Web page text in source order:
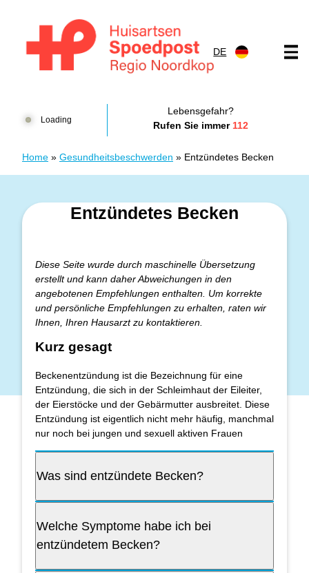
DE
Loading
Lebensgefahr?
Rufen Sie immer 112
Home » Gesundheitsbeschwerden » Entzündetes Becken
Entzündetes Becken
Diese Seite wurde durch maschinelle Übersetzung
erstellt und kann daher Abweichungen in den
angebotenen Empfehlungen enthalten. Um korrekte
und persönliche Empfehlungen zu erhalten, raten wir
Ihnen, Ihren Hausarzt zu kontaktieren.
Kurz gesagt
Beckenentzündung ist die Bezeichnung für eine
Entzündung, die sich in der Schleimhaut der Eileiter,
der Eierstöcke und der Gebärmutter ausbreitet. Diese
Entzündung ist eigentlich nicht mehr häufig, manchmal
nur noch bei jungen und sexuell aktiven Frauen
Was sind entzündete Becken?
Welche Symptome habe ich bei
entzündetem Becken?